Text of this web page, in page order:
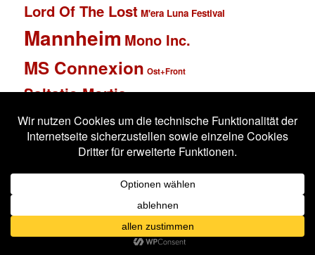
Lord Of The Lost M'era Luna Festival
Mannheim Mono Inc.
MS Connexion Ost+Front
Saltatio Mortis Schlachthof Solar Fake
Stahlmann Statistik Subway to Sally
Super Schwarzes Mannheim Tanzbrunnen
Tanzwut Unzucht Wacken
Wacken Open Air
Wave Gotik TreffenWelle:Erdball
Wiesbaden Xandria